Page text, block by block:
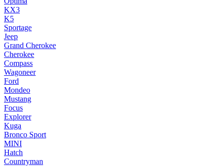
KX3
K5
Sportage
Jeep
Grand Cherokee
Cherokee
Compass
Wagoneer
Ford
Mondeo
Mustang
Focus
Explorer
Kuga
Bronco Sport
MINI
Hatch
Countryman